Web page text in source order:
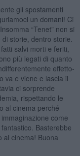
gli spostamenti
un domani! Ci
“Tenet” non si
storie, dentro storie.
salvi morti e feriti,
più legati di quanto
effetto-
va e viene e lascia il
ci sorprende
rispettando le
al cinema perché
come
Basterebbe
al cinema! Buona